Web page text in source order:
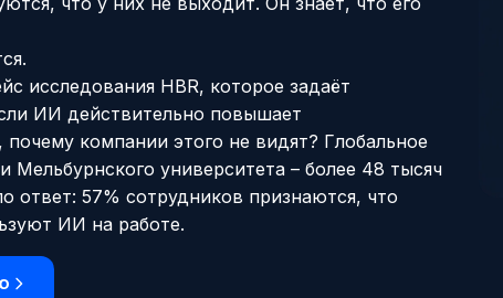
исследования HBR, которое задаёт
ИИ действительно повышает
почему компании этого не видят? Глобальное
Мельбурнского университета – более 48 тысяч
ответ: 57% сотрудников признаются, что
ИИ на работе.